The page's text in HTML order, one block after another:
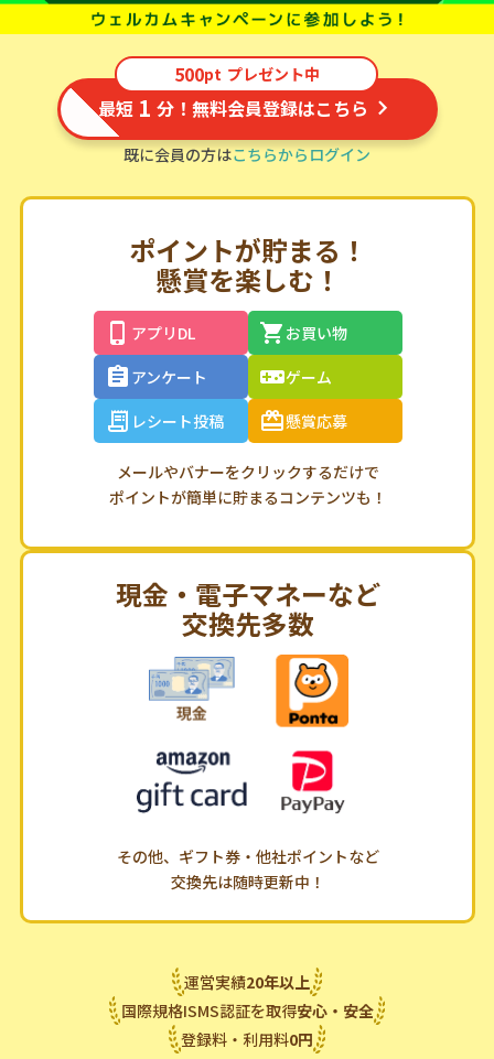
500pt プレゼント中
最短 1 分！無料会員登録はこちら
既に会員の方はこちらからログイン
ポイントが貯まる！
懸賞を楽しむ！
アプリDL
お買い物
アンケート
ゲーム
レシート投稿
懸賞応募
メールやバナーをクリックするだけで
ポイントが簡単に貯まるコンテンツも！
現金・電子マネーなど
交換先多数
その他、ギフト券・他社ポイントなど
交換先は随時更新中！
運営実績20年以上
国際規格ISMS認証を取得安心・安全
登録料・利用料0円